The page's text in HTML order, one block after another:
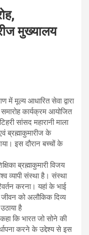
मुख्यालय
में मूल्य आधारित सेवा द्वारा
कार्यक्रम आयोजित
सांसद महारानी माला
ब्रह्माकुमारीज के
इस दौरान बच्चों के
ब्रह्माकुमारी विजय
व्यापी संस्था है। संस्था
करना। यहां के भाई
को अलौकिक दिव्य
है
कि भारत जो सोने की
करने के उद्देश्य से इस